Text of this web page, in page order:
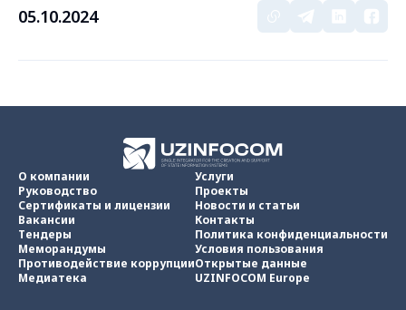
05.10.2024
О компании
Руководство
Сертификаты и лицензии
Вакансии
Тендеры
Меморандумы
Противодействие коррупции
Медиатека
Услуги
Проекты
Новости и статьи
Контакты
Политика конфиденциальности
Условия пользования
Открытые данные
UZINFOCOM Europe